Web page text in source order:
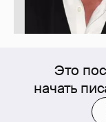
Это
начать